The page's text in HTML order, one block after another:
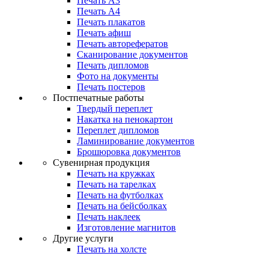
Печать А4
Печать плакатов
Печать афиш
Печать авторефератов
Сканирование документов
Печать дипломов
Фото на документы
Печать постеров
Постпечатные работы
Твердый переплет
Накатка на пенокартон
Переплет дипломов
Ламинирование документов
Брошюровка документов
Сувенирная продукция
Печать на кружках
Печать на тарелках
Печать на футболках
Печать на бейсболках
Печать наклеек
Изготовление магнитов
Другие услуги
Печать на холсте